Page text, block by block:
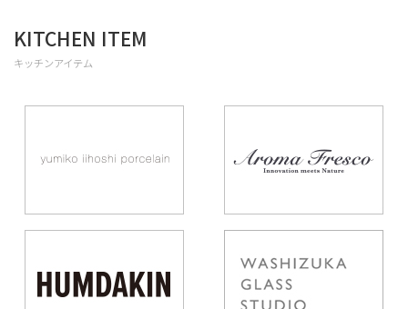
KITCHEN ITEM
キッチンアイテム